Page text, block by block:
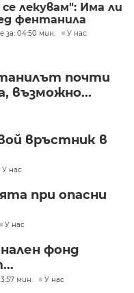
лекувам": Има ли
фентанила
за: 04:50 мин. У нас
почти
възможно...
връстник в
У нас
при опасни
У нас
фонд
мин. У нас